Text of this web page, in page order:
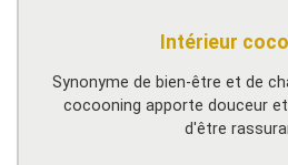
Intérieur
Synonyme de bien-être et de
cocooning apporte douceur
d'être